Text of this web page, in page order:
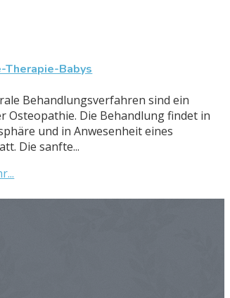
Therapie-Babys
Behandlungsverfahren sind ein
Osteopathie. Die Behandlung findet in
und in Anwesenheit eines
Die sanfte...